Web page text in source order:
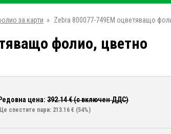
за карти » Zebra 800077-749EM оцветяващо
фолио, цветно
Редовна цена: 392.14€ (с включен ДДС)
спестите пари: 213.16 € (54%)